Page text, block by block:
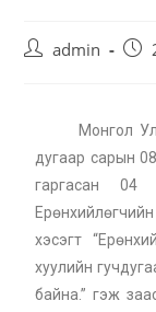
admin
Монгол
дугаар сарын
гаргасан 04
хэсэгт
хуулийн
байна.” гэж